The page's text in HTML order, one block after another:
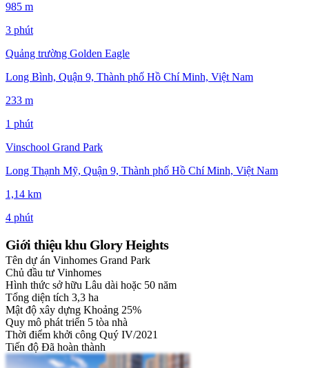
985 m
3 phút
Quảng trường Golden Eagle
Long Bình, Quận 9, Thành phố Hồ Chí Minh, Việt Nam
233 m
1 phút
Vinschool Grand Park
Long Thạnh Mỹ, Quận 9, Thành phố Hồ Chí Minh, Việt Nam
1,14 km
4 phút
Giới thiệu khu Glory Heights
Tên dự án Vinhomes Grand Park
Chủ đầu tư Vinhomes
Hình thức sở hữu Lâu dài hoặc 50 năm
Tổng diện tích 3,3 ha
Mật độ xây dựng Khoảng 25%
Quy mô phát triển 5 tòa nhà
Thời điểm khởi công Quý IV/2021
Tiến độ Đã hoàn thành